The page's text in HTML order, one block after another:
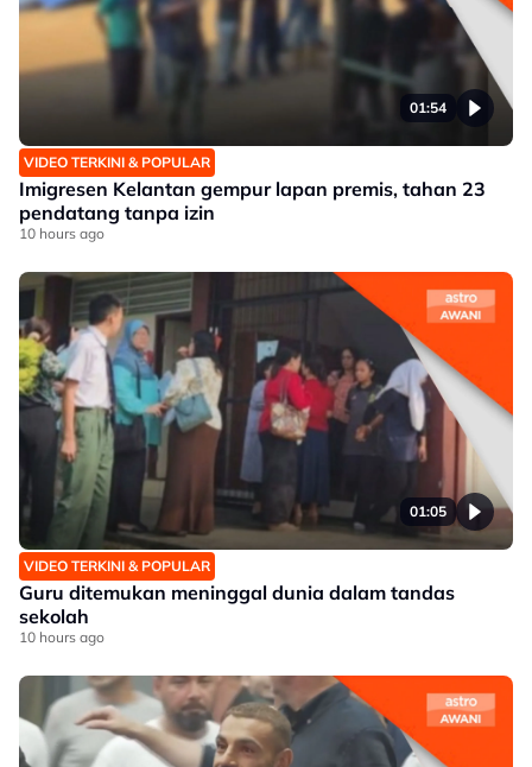
01:54
VIDEO TERKINI & POPULAR
Imigresen Kelantan gempur lapan premis, tahan 23
pendatang tanpa izin
10 hours ago
01:05
VIDEO TERKINI & POPULAR
Guru ditemukan meninggal dunia dalam tandas
sekolah
10 hours ago